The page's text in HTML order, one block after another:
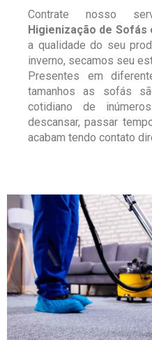
Contrate nosso
Higienização de Sofás
a qualidade do seu
inverno, secamos seu
Presentes em
tamanhos as sofás
cotidiano de
descansar, passar
acabam tendo contato